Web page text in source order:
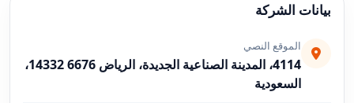
بيانات الشركة
الموقع النصي
4114، المدينة الصناعية الجديدة، الرياض 14332 6676،
السعودية